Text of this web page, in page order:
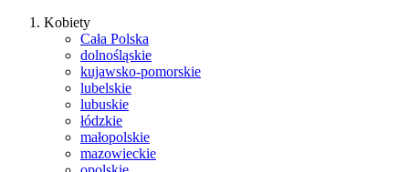
Kobiety
Cała Polska
dolnośląskie
kujawsko-pomorskie
lubelskie
lubuskie
łódzkie
małopolskie
mazowieckie